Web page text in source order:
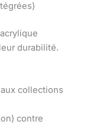
durabilité.
aux collections
contre